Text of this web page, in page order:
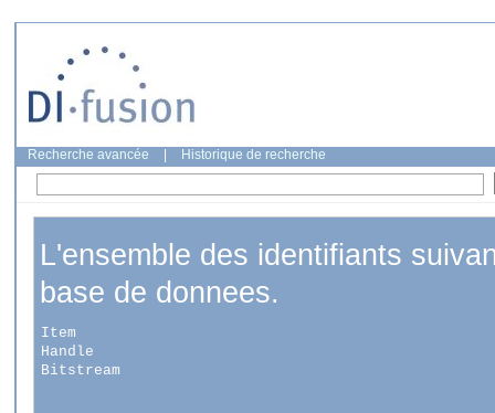
Recherche avancée Historique de recherche
L'ensemble des identifiants
base de donnees.
Item
Handle
Bitstream